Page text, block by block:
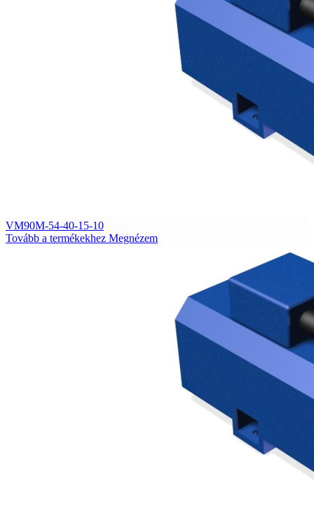
VM90M-54-40-15-10
Tovább a termékekhez Megnézem